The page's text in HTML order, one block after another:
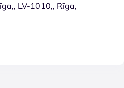
LV-1010,, Rīga,